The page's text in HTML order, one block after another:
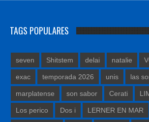
TAGS POPULARES
seven Shitstem delai natalie
exac temporada 2026 unis las
marplatense son sabor Cerati
Los perico Dos i LERNER EN MAR